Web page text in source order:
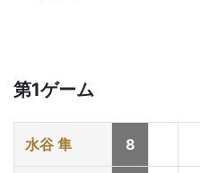
第1ゲーム
水谷 隼 8